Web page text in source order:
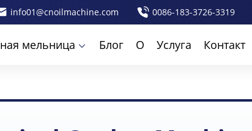
info01@cnoilmachine.com 0086-183-3726-3319
мельница Блог О Услуга Контакт